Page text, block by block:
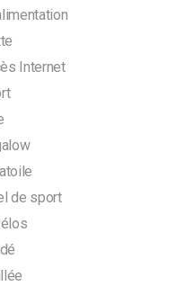
Internet
de sport